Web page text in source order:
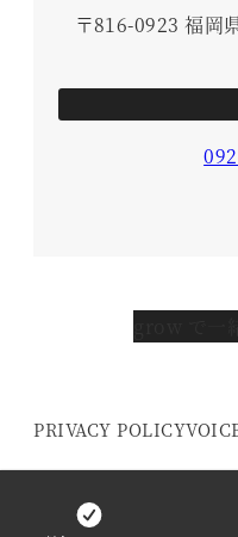
〒816-0923 福岡
PRIVACY POLICY
© 2016- grow